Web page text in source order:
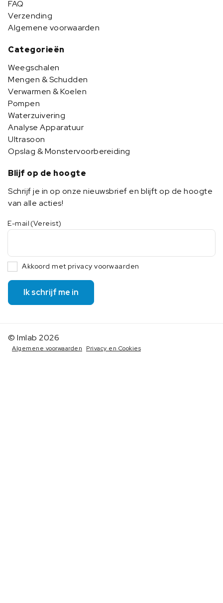
FAQ
Verzending
Algemene voorwaarden
Categorieën
Weegschalen
Mengen & Schudden
Verwarmen & Koelen
Pompen
Waterzuivering
Analyse Apparatuur
Ultrasoon
Opslag & Monstervoorbereiding
Blijf op de hoogte
Schrijf je in op onze nieuwsbrief en blijft op de hoogte
van alle acties!
E-mail (Vereist)
Akkoord met privacy voorwaarden
Ik schrijf me in
© Imlab 2026
Algemene voorwaarden Privacy en Cookies